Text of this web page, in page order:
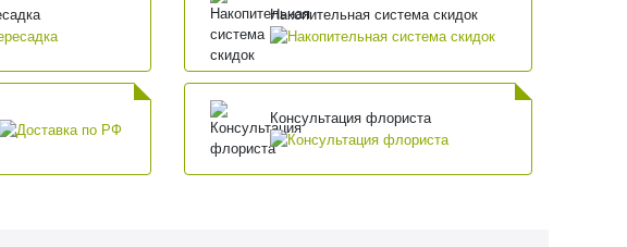
Накопительная система скидок
Консультация флориста